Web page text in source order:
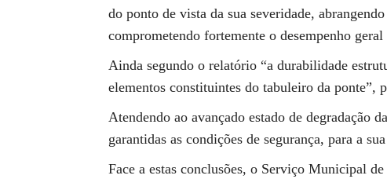
do ponto de vista da sua severidade,
comprometendo fortemente o desempenho geral
Ainda segundo o relatório “a durabilidade
elementos constituintes do tabuleiro da ponte”,
Atendendo ao avançado estado de degradação
garantidas as condições de segurança, para a
Face a estas conclusões, o Serviço Municipal